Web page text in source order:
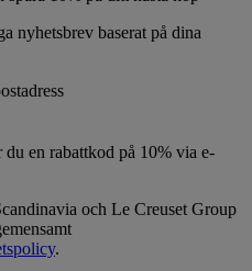
nyhetsbrev baserat på dina
en rabattkod på 10% via e-
och Le Creuset Group
.